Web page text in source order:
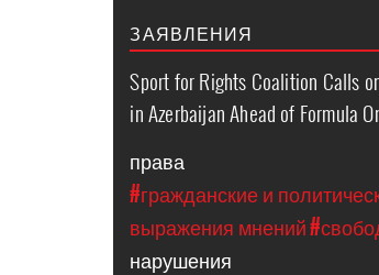
ЗАЯВЛЕНИЯ
Sport for Rights Coalition Calls
in Azerbaijan Ahead of Formula
права
#гражданские и
выражения мнений
нарушения